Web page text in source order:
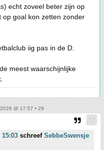
echt zoveel beter zijn op
op goal kon zetten zonder
iig pas in de D.
meest waarschijnlijke
@ 17:57 • 29
schreef SebbeSwensje